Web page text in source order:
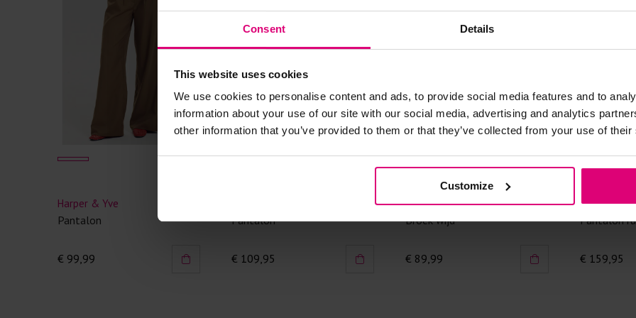
Consent Details
This website uses cookies
We use cookies to personalise content and ads, to provide social media features and to
information about your use of our site with our social media, advertising and analytics
other information that you’ve provided to them or that they’ve collected from your use of
Customize
kreuken/
Gebruik
artikelen
Selecteer
Gebreide
Allereerst:
voorkomt
Controleer
Harper & Yve
Pantalon
€ 99,99
Pantalon
€ 109,95
Dreamstar
Broek wijd
€ 89,99
Jansen
Pantalon
€ 159,95